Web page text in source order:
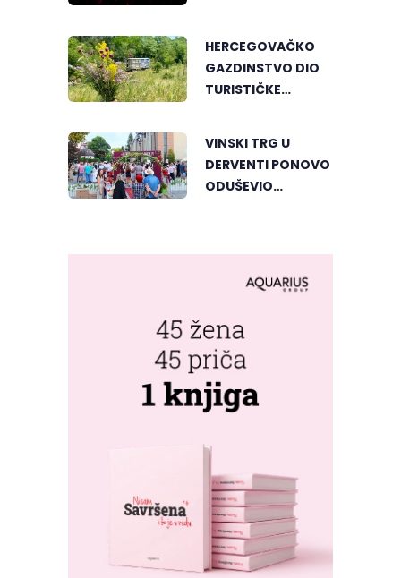
MALO GDJE NALAZI
HERCEGOVAČKO
GAZDINSTVO DIO
TURISTIČKE
GEOGRAFIJE
VINSKI TRG U
DERVENTI PONOVO
ODUŠEVIO